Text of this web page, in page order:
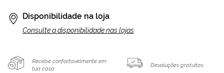
Disponibilidade na loja
Consulte a disponibilidade nas lojas
Recebe confortavelmente em
tua casa
Devoluções gratuitas